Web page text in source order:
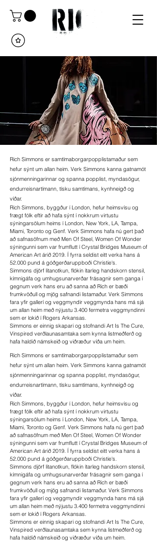
Rich Simmons er samtímaborgarpopplistamaður sem
hefur sýnt um allan heim. Verk Simmons kanna gatnamót
sjónmenningarinnar og spanna popplist, myndasögur,
endurreisnartímann, tísku samtímans, kynhneigð og
víðar.
Rich Simmons, byggður í London, hefur heimsvísu og
frægt fólk eftir að hafa sýnt í nokkrum virtustu
sýningarsölum heims í London, New York, LA, Tampa,
Miami, Toronto og Genf. Verk Simmons hafa nú gert það
að safnasöfnum með Men Of Steel, Women Of Wonder
sýningunni sem var frumflutt í Crystal Bridges Museum of
American Art árið 2019. Í fyrra seldist eitt verka hans á
52.000 pund á góðgerðaruppboði Christie's.
Simmons djörf litanotkun, flókin ítarleg handskorn stensil,
kímnigáfa og umhugsunarverðar frásagnir sem ganga í
gegnum verk hans eru að sanna að Rich er bæði
frumkvöðull og mjög safnandi listamaður. Verk Simmons
fara yfir gallerí og veggmyndir veggmynda hans má sjá
um allan heim með nýjustu 3.400 fermetra veggmyndinni
sem er lokið í Rogers Arkansas.
Simmons er einnig skapari og stofnandi Art Is The Cure,
Vinspired verðlaunasamtaka sem kynna listmeðferð og
hafa haldið námskeið og viðræður víða um heim.
Rich Simmons er samtímaborgarpopplistamaður sem
hefur sýnt um allan heim. Verk Simmons kanna gatnamót
sjónmenningarinnar og spanna popplist, myndasögur,
endurreisnartímann, tísku samtímans, kynhneigð og
víðar.
Rich Simmons, byggður í London, hefur heimsvísu og
frægt fólk eftir að hafa sýnt í nokkrum virtustu
sýningarsölum heims í London, New York, LA, Tampa,
Miami, Toronto og Genf. Verk Simmons hafa nú gert það
að safnasöfnum með Men Of Steel, Women Of Wonder
sýningunni sem var frumflutt í Crystal Bridges Museum of
American Art árið 2019. Í fyrra seldist eitt verka hans á
52.000 pund á góðgerðaruppboði Christie's.
Simmons djörf litanotkun, flókin ítarleg handskorn stensil,
kímnigáfa og umhugsunarverðar frásagnir sem ganga í
gegnum verk hans eru að sanna að Rich er bæði
frumkvöðull og mjög safnandi listamaður. Verk Simmons
fara yfir gallerí og veggmyndir veggmynda hans má sjá
um allan heim með nýjustu 3.400 fermetra veggmyndinni
sem er lokið í Rogers Arkansas.
Simmons er einnig skapari og stofnandi Art Is The Cure,
Vinspired verðlaunasamtaka sem kynna listmeðferð og
hafa haldið námskeið og viðræður víða um heim.